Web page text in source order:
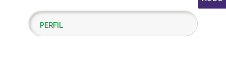
PERFIL